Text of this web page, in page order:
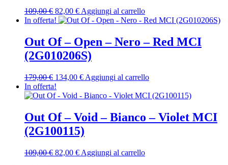
109,00€ Il
prezzo
era:
109,00 €.
82,00 €Il
prezzo
è:
82,00 €.
Aggiungi al carrello
In offerta!
Out Of – Open – Nero – Red MCI
(2G010206S)
179,00€ Il
prezzo
originale
179,00 €.
134,00 €Il
attuale
134,00 €.
Aggiungi al carrello
In offerta!
Out Of – Void – Bianco – Violet MCI
(2G100115)
109,00€ Il
82,00 €IlAggiungi al carrello